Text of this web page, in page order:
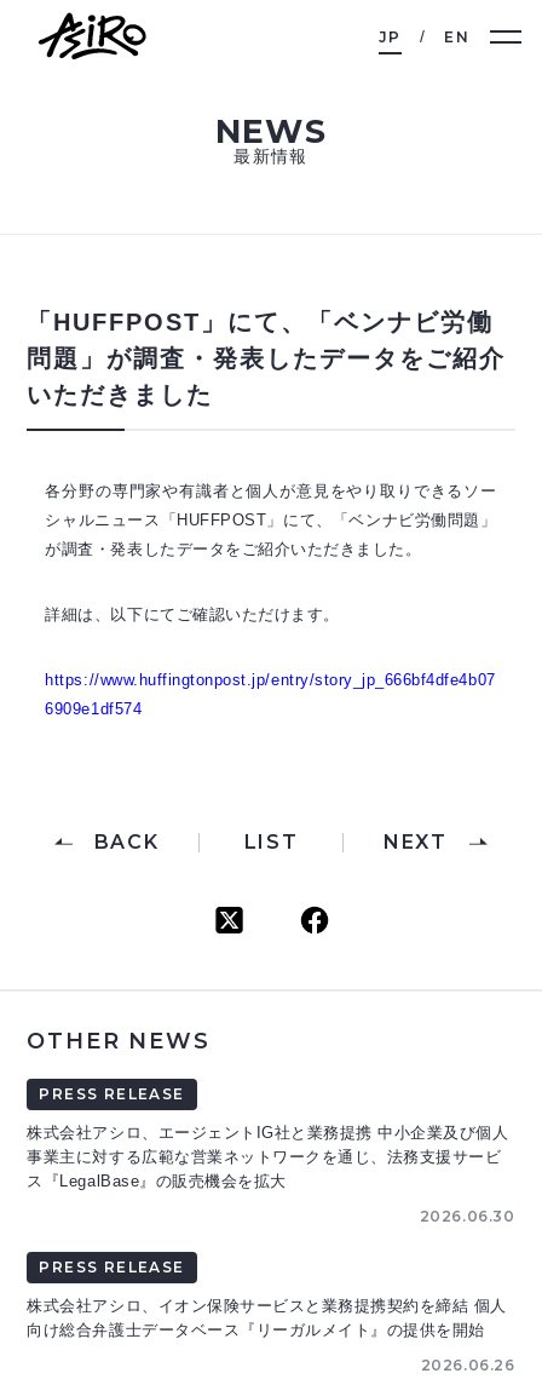
JP EN
NEWS
最新情報
「HUFFPOST」にて、「ベンナビ労働
問題」が調査・発表したデータをご紹介
いただきました
各分野の専門家や有識者と個人が意見をやり取りできるソー
シャルニュース「HUFFPOST」にて、「ベンナビ労働問題」
が調査・発表したデータをご紹介いただきました。
詳細は、以下にてご確認いただけます。
https://www.huffingtonpost.jp/entry/story_jp_666bf4dfe4b07
6909e1df574
BACK LIST NEXT
OTHER NEWS
PRESS RELEASE
株式会社アシロ、エージェントIG社と業務提携 中小企業及び個人
事業主に対する広範な営業ネットワークを通じ、法務支援サービ
ス『LegalBase』の販売機会を拡大
2026.06.30
PRESS RELEASE
株式会社アシロ、イオン保険サービスと業務提携契約を締結 個人
向け総合弁護士データベース『リーガルメイト』の提供を開始
2026.06.26